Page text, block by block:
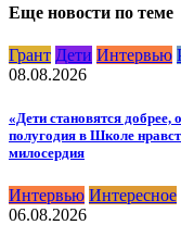
Еще новости по теме
Грант Дети Интервью
08.08.2026
«Дети становятся добрее,
полугодия в Школе
милосердия
Интервью Интересное
06.08.2026